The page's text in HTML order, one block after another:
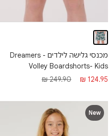
מכנסי גלישה לילדים - Dreamers
Volley Boardshorts- Kids
מחיר
124.95 ₪
מחיר
249.90 ₪
New